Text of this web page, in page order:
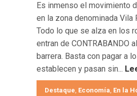
Es inmenso el movimiento
en la zona denominada Vila
Todo lo que se alza en los
entran de CONTRABANDO
barrera. Basta con pagar a
establecen y pasan sin...
Destaque, Economía, En la